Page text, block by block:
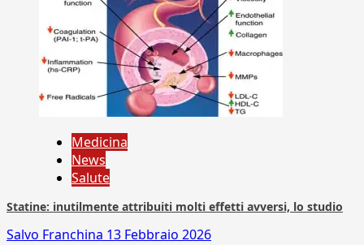
Medicina
News
Salute
Statine: inutilmente attribuiti molti effetti avversi, lo studio
Salvo Franchina 13 Febbraio 2026